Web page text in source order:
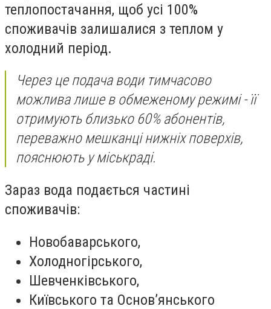
теплопостачання, щоб усі 100%
споживачів залишалися з теплом у
холодний період.
Через це подача води тимчасово
можлива лише в обмеженому режимі - її
отримують близько 60% абонентів,
переважно мешканці нижніх поверхів,
пояснюють у міськраді.
Зараз вода подається частині
споживачів:
Новобаварського,
Холодногірського,
Шевченківського,
Київського та Основʼянського